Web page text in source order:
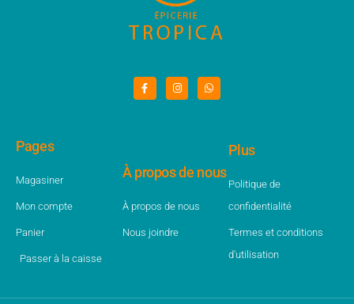
Pages
Magasiner
Mon compte
Panier
Passer à la caisse
À propos de nous
À propos de nous
Nous joindre
Plus
Politique de
confidentialité
Termes et conditions
d'utilisation